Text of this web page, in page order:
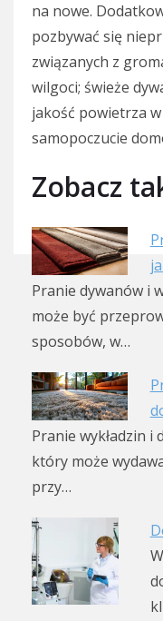
na nowe.
pozbywać się
związanych z
wilgoci; świeże
jakość powietrza
samopoczucie
Zobacz
Pranie dywanów i
może być
sposobów, w…
Pranie wykładzin i
który może
przy…